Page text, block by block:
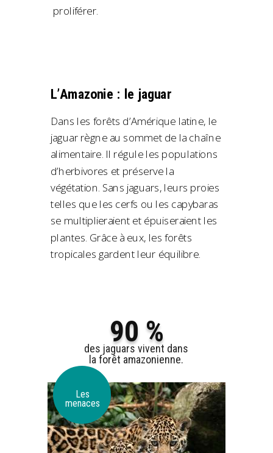
Dans les forêts d’Amérique latine, le
jaguar règne au sommet de la chaîne
alimentaire. Il régule les populations
d’herbivores et préserve la
végétation. Sans jaguars, leurs proies
telles que les cerfs ou les capybaras
se multiplieraient et épuiseraient les
plantes. Grâce à eux, les forêts
tropicales gardent leur équilibre.
L’Amazonie : le jaguar
90 %
des jaguars vivent dans
la forêt amazonienne.
proliférer.
Les
menaces